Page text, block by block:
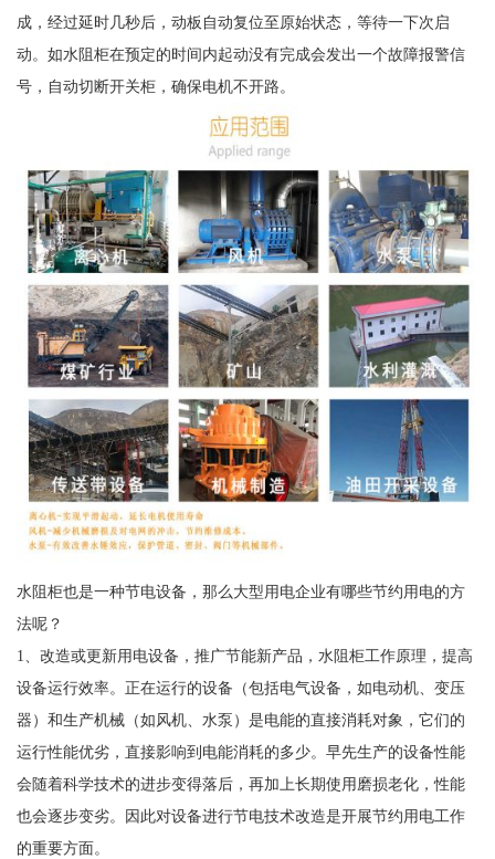
成，经过延时几秒后，动板自动复位至原始状态，等待一下次启
动。如水阻柜在预定的时间内起动没有完成会发出一个故障报警信
号，自动切断开关柜，确保电机不开路。
水阻柜也是一种节电设备，那么大型用电企业有哪些节约用电的方
法呢？
1、改造或更新用电设备，推广节能新产品，水阻柜工作原理，提高
设备运行效率。正在运行的设备（包括电气设备，如电动机、变压
器）和生产机械（如风机、水泵）是电能的直接消耗对象，它们的
运行性能优劣，直接影响到电能消耗的多少。早先生产的设备性能
会随着科学技术的进步变得落后，再加上长期使用磨损老化，性能
也会逐步变劣。因此对设备进行节电技术改造是开展节约用电工作
的重要方面。